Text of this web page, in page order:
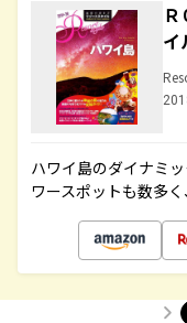
ハワイ島のダイナミ
ワースポットも数多